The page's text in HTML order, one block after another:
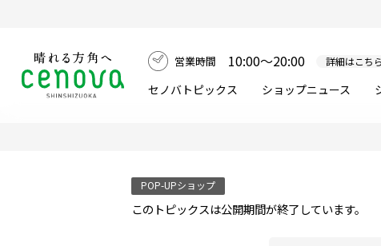
営業時間 10:00～20:00 詳細はこちら
セノバトピックス ショップニュース
POP-UPショップ
このトピックスは公開期間が終了しています。